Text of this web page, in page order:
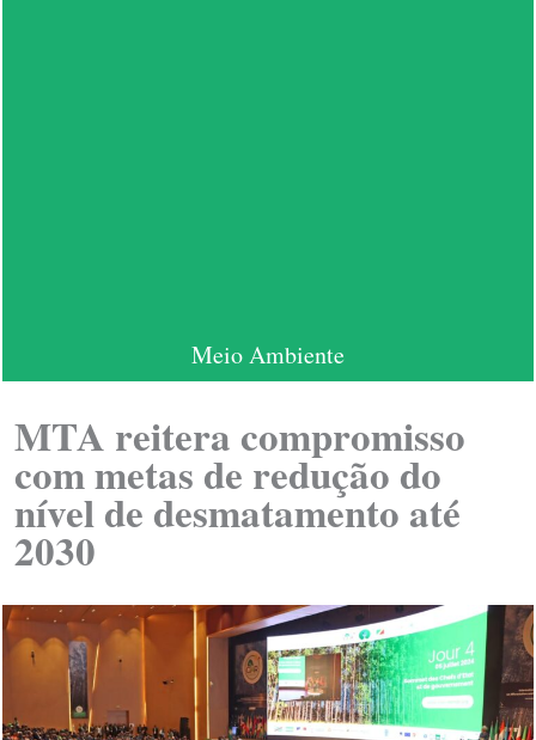
Meio Ambiente
MTA reitera compromisso
com metas de redução do
nível de desmatamento até
2030